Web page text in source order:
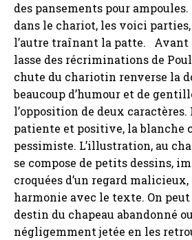
des pansements pour
dans le chariot, les voici
l’autre traînant la patte. Avant
lasse des récriminations de
chute du chariotin renverse la
beaucoup d’humour et de
l’opposition de deux caractères.
patiente et positive, la blanche
pessimiste. L’illustration, au
se compose de petits dessins,
croquées d’un regard malicieux,
harmonie avec le texte. On
destin du chapeau abandonné
négligemment jetée en les